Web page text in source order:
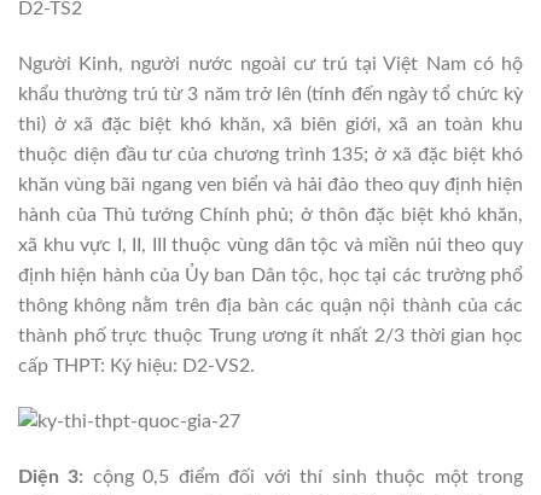
D2-TS2
Người Kinh, người nước ngoài cư trú tại Việt Nam có hộ
khẩu thường trú từ 3 năm trở lên (tính đến ngày tổ chức kỳ
thi) ở xã đặc biệt khó khăn, xã biên giới, xã an toàn khu
thuộc diện đầu tư của chương trình 135; ở xã đặc biệt khó
khăn vùng bãi ngang ven biển và hải đảo theo quy định hiện
hành của Thủ tướng Chính phủ; ở thôn đặc biệt khó khăn,
xã khu vực I, II, III thuộc vùng dân tộc và miền núi theo quy
định hiện hành của Ủy ban Dân tộc, học tại các trường phổ
thông không nằm trên địa bàn các quận nội thành của các
thành phố trực thuộc Trung ương ít nhất 2/3 thời gian học
cấp THPT: Ký hiệu: D2-VS2.
Diện 3: cộng 0,5 điểm đối với thí sinh thuộc một trong